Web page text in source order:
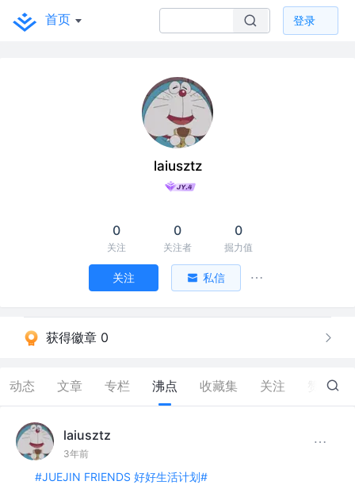
首页 登录
laiusztz
0
关注
0
关注者
0
掘力值
关注 私信
获得徽章 0
动态 文章 专栏 沸点 收藏集 关注 0
laiusztz
3年前
#JUEJIN FRIENDS 好好生活计划#